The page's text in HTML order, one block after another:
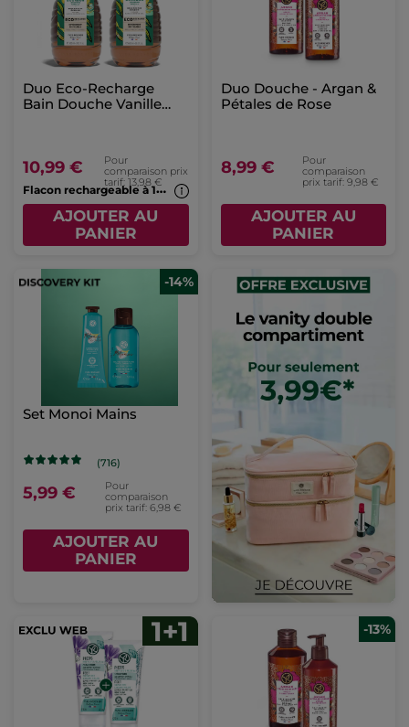
Duo Eco-Recharge
Bain Douche Vanille
10,99 €
Pour
comparaison prix
tarif: 13,98 €F
lacon rechargeable à 1€*(7b)
AJOUTER AU
PANIER
Duo Douche - Argan &
Pétales de Rose
8,99 €
Pour
comparaison
prix tarif: 9,98 €
AJOUTER AU
PANIER
-14%
Set Monoi Mains
(716)
5,99 €
Pour
comparaison
prix tarif: 6,98 €
AJOUTER AU
PANIER
-13%